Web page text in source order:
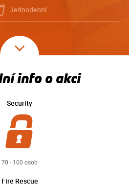
Jednodenní
info o akci
Security
70 - 100 osob
Fire Rescue